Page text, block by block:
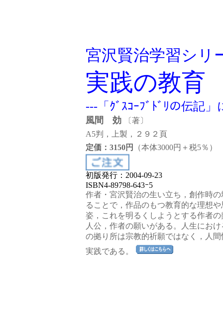
宮沢賢治学習シリ
実践の教育
---「ｸﾞｽｺｰﾌﾞﾄﾞﾘの伝記
風間 効
〔著〕
A5判，上製，２９２頁
定価：3150円
（本体3000円＋税5％）
初版発行：2004-09-23
ISBN4-89798-643ｰ5
作者・宮沢賢治の生い立ち，創作時
ることで，作品のもつ教育的な理想
姿，これを明るくしようとする作者
人公，作者の願いがある。人生にお
の拠り所は宗教的祈願ではなく，人
実践である。